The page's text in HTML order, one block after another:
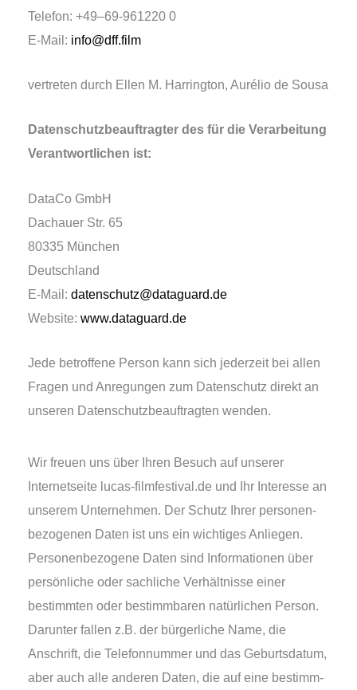
Telefon: +49–69-961220 0
E‑Mail: info@dff.film
ver­tre­ten durch Ellen M. Harrington, Aurélio de Sousa
Datenschutzbeauftragter des für die Verarbeitung
Verantwortlichen ist:
DataCo GmbH
Dachauer Str. 65
80335 München
Deutschland
E‑Mail: datenschutz@dataguard.de
Website: www.dataguard.de
Jede betrof­fe­ne Person kann sich jeder­zeit bei allen
Fragen und Anregungen zum Datenschutz direkt an
unse­ren Datenschutzbeauftragten wenden.
Wir freu­en uns über Ihren Besuch auf unse­rer
Internetseite lucas-filmfestival.de und Ihr Interesse an
unse­rem Unternehmen. Der Schutz Ihrer per­so­nen­
be­zo­ge­nen Daten ist uns ein wich­ti­ges Anliegen.
Personenbezogene Daten sind Informationen über
per­sön­li­che oder sach­li­che Verhältnisse einer
bestimm­ten oder bestimm­ba­ren natür­li­chen Person.
Darunter fal­len z.B. der bür­ger­li­che Name, die
Anschrift, die Telefonnummer und das Geburtsdatum,
aber auch alle ande­ren Daten, die auf eine bestimm­